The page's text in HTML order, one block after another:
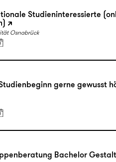
Studieninteressierte
Osnabrück
gerne gewusst
Bachelor